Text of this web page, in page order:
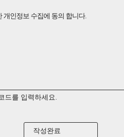
개인정보 수집에 동의 합니다.
드를 입력하세요.